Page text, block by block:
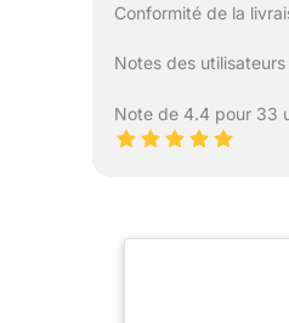
Conformité de la
Notes des
Note de 4.4 pour 33